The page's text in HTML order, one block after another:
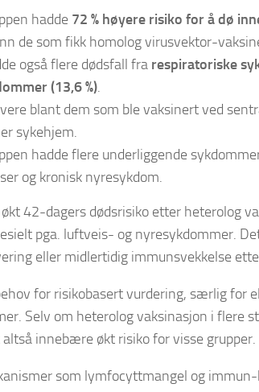
hadde 72 % høyere risiko for å dø
de som fikk homolog virusvektor-
også flere dødsfall fra respiratoriske
(13,6 %).
blant dem som ble vaksinert ved
sykehjem.
hadde flere underliggende
og kronisk nyresykdom.
42-dagers dødsrisiko etter heterolog
pga. luftveis- og nyresykdommer.
eller midlertidig immunsvekkelse
for risikobasert vurdering, særlig for
Selv om heterolog vaksinasjon i flere
innebære økt risiko for visse grupper.
som lymfocyttmangel og